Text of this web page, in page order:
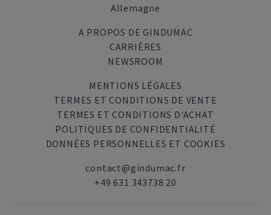
Allemagne
A PROPOS DE GINDUMAC
CARRIÈRES
NEWSROOM
MENTIONS LÉGALES
TERMES ET CONDITIONS DE VENTE
TERMES ET CONDITIONS D'ACHAT
POLITIQUES DE CONFIDENTIALITÉ
DONNÉES PERSONNELLES ET COOKIES
contact@gindumac.fr
+49 631 343738 20